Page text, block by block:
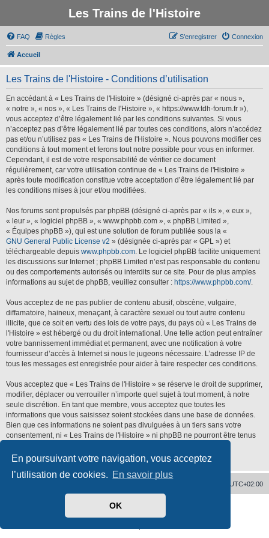
En poursuivant votre navigation, vous acceptez
l’utilisation de cookies. En savoir plus
OK
Les Trains de l'Histoire
FAQ Règles Connexion
S’enregistrer
Accueil
Les Trains de l'Histoire - Conditions d’utilisation
En accédant à « Les Trains de l'Histoire » (désigné ci-après par « nous »,
« notre », « nos », « Les Trains de l'Histoire », « https://www.tdh-forum.fr »),
vous acceptez d’être légalement lié par les conditions suivantes. Si vous
n’acceptez pas d’être légalement lié par toutes ces conditions, alors n’accédez
pas et/ou n’utilisez pas « Les Trains de l'Histoire ». Nous pouvons modifier ces
conditions à tout moment et ferons tout notre possible pour vous en informer.
Cependant, il est de votre responsabilité de vérifier ce document
régulièrement, car votre utilisation continue de « Les Trains de l'Histoire »
après toute modification constitue votre acceptation d’être légalement lié par
les conditions mises à jour et/ou modifiées.
Nos forums sont propulsés par phpBB (désigné ci-après par « ils », « eux »,
« leur », « logiciel phpBB », « www.phpbb.com », « phpBB Limited »,
« Équipes phpBB »), qui est une solution de forum publiée sous la «
GNU General Public License v2 » (désignée ci-après par « GPL ») et
téléchargeable depuis www.phpbb.com. Le logiciel phpBB facilite uniquement
les discussions sur Internet ; phpBB Limited n’est pas responsable du contenu
ou des comportements autorisés ou interdits sur ce site. Pour de plus amples
informations au sujet de phpBB, veuillez consulter : https://www.phpbb.com/.
Vous acceptez de ne pas publier de contenu abusif, obscène, vulgaire,
diffamatoire, haineux, menaçant, à caractère sexuel ou tout autre contenu
illicite, que ce soit en vertu des lois de votre pays, du pays où « Les Trains de
l'Histoire » est hébergé ou du droit international. Une telle action peut entraîner
votre bannissement immédiat et permanent, avec une notification à votre
fournisseur d’accès à Internet si nous le jugeons nécessaire. L’adresse IP de
tous les messages est enregistrée pour aider à faire respecter ces conditions.
Vous acceptez que « Les Trains de l'Histoire » se réserve le droit de supprimer,
modifier, déplacer ou verrouiller n’importe quel sujet à tout moment, à notre
seule discrétion. En tant que membre, vous acceptez que toutes les
informations que vous saisissez soient stockées dans une base de données.
Bien que ces informations ne soient pas divulguées à un tiers sans votre
consentement, ni « Les Trains de l'Histoire » ni phpBB ne pourront être tenus
compromission des données.
UTC+02:00
phpBB ® Forum Software © phpBB Limited
phpBB-fr.com